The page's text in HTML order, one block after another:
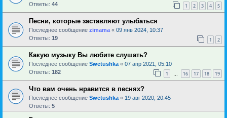
Ответы: 44 1 2 3 4 5
Песни, которые заставляют улыбаться
Последнее сообщение zimama « 09 янв 2024, 10:37
Ответы: 19 1 2
Какую музыку Вы любите слушать?
Последнее сообщение Swetushka « 07 апр 2021, 05:10
Ответы: 182 1 16 17 18 19
Что вам очень нравится в песнях?
Последнее сообщение Swetushka « 19 авг 2020, 20:45
Ответы: 5